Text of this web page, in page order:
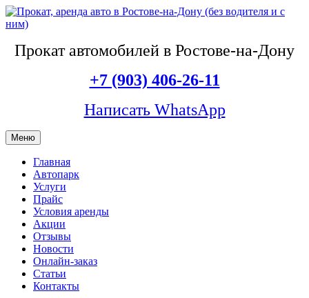
Прокат автомобилей в Ростове-на-Дону
+7 (903) 406-26-11
Написать WhatsApp
Меню
Главная
Автопарк
Услуги
Прайс
Условия аренды
Акции
Отзывы
Новости
Онлайн-заказ
Статьи
Контакты